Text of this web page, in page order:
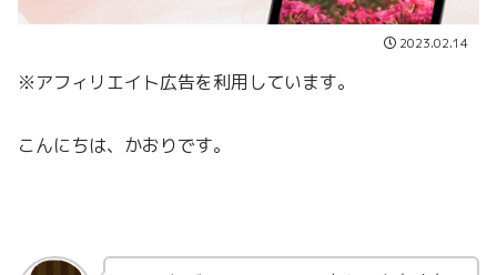
2023.02.14
※アフィリエイト広告を利用しています。
こんにちは、かおりです。